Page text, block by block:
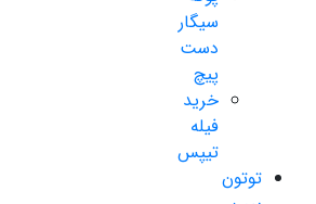
سیگار
دست
پیچ
خرید
فیله
تیپس
توتون